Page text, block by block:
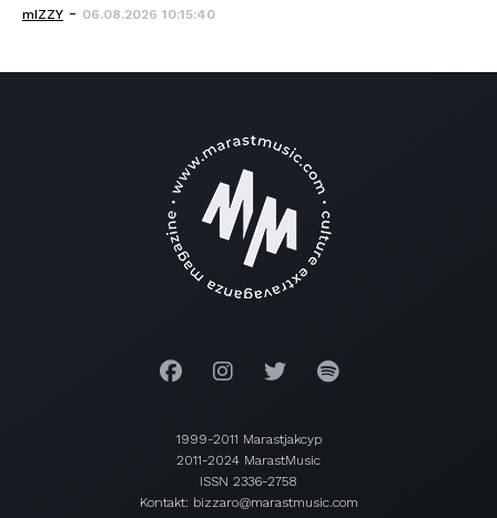
mIZZY - 06.08.2026 10:15:40
1999-2011 Marastjakcyp
2011-2024 MarastMusic
ISSN 2336-2758
Kontakt: bizzaro@marastmusic.com